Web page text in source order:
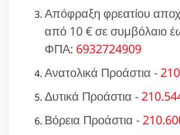
Απόφραξη φρεατίου
από 10 € σε συμβόλαιο
ΦΠΑ: 6932724909
Ανατολικά Προάστια -
Δυτικά Προάστια -
Βόρεια Προάστια -